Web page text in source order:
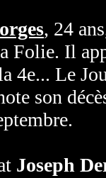
, 24
Folie. Il
4e... Le
son
Joseph